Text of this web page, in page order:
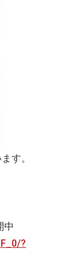
す。
中
?